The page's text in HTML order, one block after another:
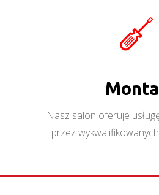
Nasz salon oferuje
przez